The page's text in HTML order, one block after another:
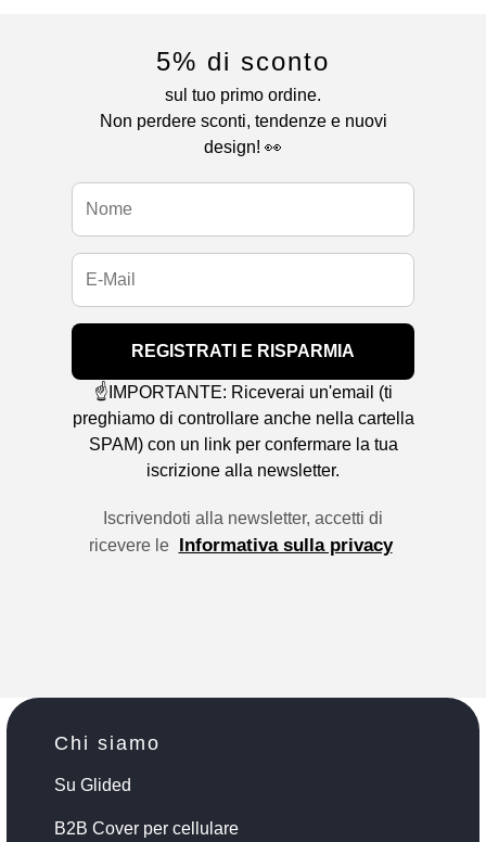
5% di sconto
sul tuo primo ordine.
Non perdere sconti, tendenze e nuovi
design! 👀
REGISTRATI E RISPARMIA
☝️IMPORTANTE: Riceverai un'email (ti
preghiamo di controllare anche nella cartella
SPAM) con un link per confermare la tua
iscrizione alla newsletter.
Iscrivendoti alla newsletter, accetti di
ricevere le Informativa sulla privacy
Chi siamo
Su Glided
B2B Cover per cellulare